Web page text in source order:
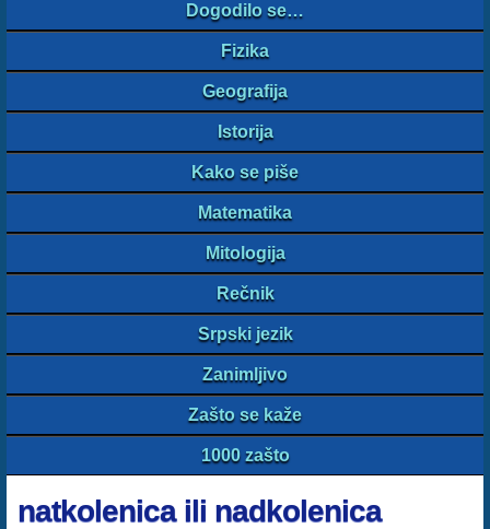
Dogodilo se…
Fizika
Geografija
Istorija
Kako se piše
Matematika
Mitologija
Rečnik
Srpski jezik
Zanimljivo
Zašto se kaže
1000 zašto
natkolenica ili nadkolenica